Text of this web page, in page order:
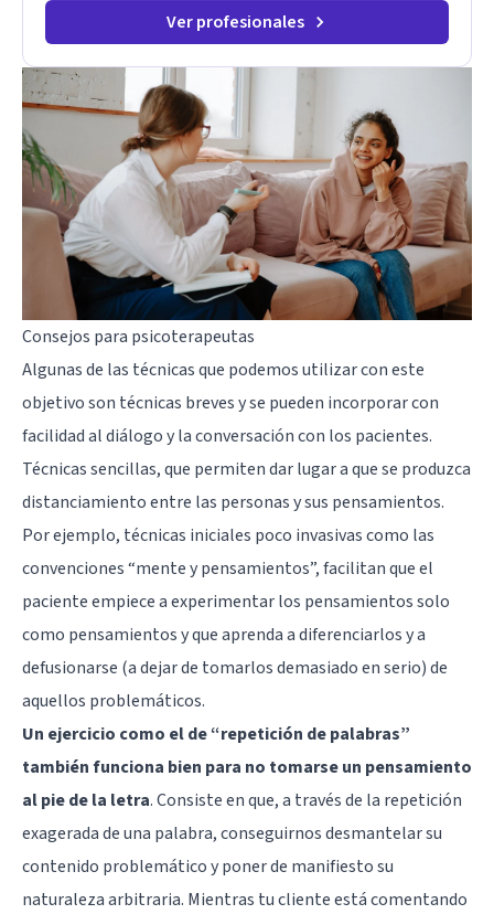
Ver profesionales
Consejos para psicoterapeutas
Algunas de las técnicas que podemos utilizar con este
objetivo son técnicas breves y se pueden incorporar con
facilidad al diálogo y la conversación con los pacientes.
Técnicas sencillas, que permiten dar lugar a que se produzca
distanciamiento entre las personas y sus pensamientos.
Por ejemplo, técnicas iniciales poco invasivas como las
convenciones “mente y pensamientos”, facilitan que el
paciente empiece a experimentar los pensamientos solo
como pensamientos y que aprenda a diferenciarlos y a
defusionarse (a dejar de tomarlos demasiado en serio) de
aquellos problemáticos.
Un ejercicio como el de “repetición de palabras”
también funciona bien para no tomarse un pensamiento
al pie de la letra. Consiste en que, a través de la repetición
exagerada de una palabra, conseguirnos desmantelar su
contenido problemático y poner de manifiesto su
naturaleza arbitraria. Mientras tu cliente está comentando